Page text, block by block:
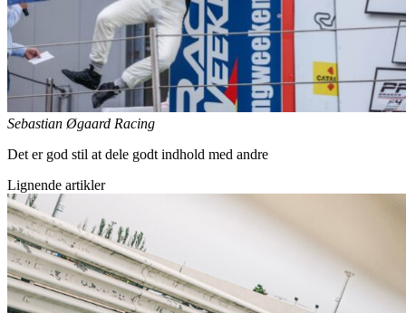
Sebastian Øgaard Racing
Det er god stil at dele godt indhold med andre
Lignende artikler